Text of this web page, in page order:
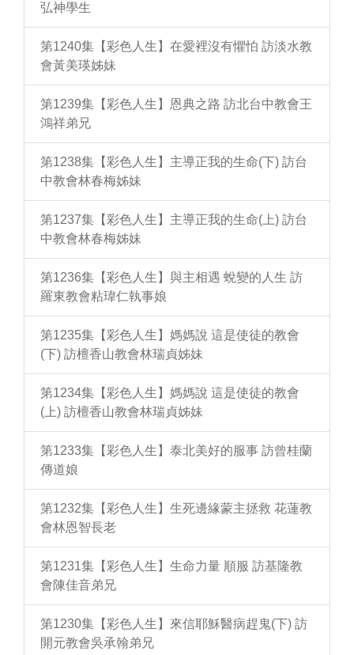
弘神學生
第1240集【彩色人生】在愛裡沒有懼怕 訪淡水教
會黃美瑛姊妹
第1239集【彩色人生】恩典之路 訪北台中教會王
鴻祥弟兄
第1238集【彩色人生】主導正我的生命(下) 訪台
中教會林春梅姊妹
第1237集【彩色人生】主導正我的生命(上) 訪台
中教會林春梅姊妹
第1236集【彩色人生】與主相遇 蛻變的人生 訪
羅東教會粘瑋仁執事娘
第1235集【彩色人生】媽媽說 這是使徒的教會
(下) 訪檀香山教會林瑞貞姊妹
第1234集【彩色人生】媽媽說 這是使徒的教會
(上) 訪檀香山教會林瑞貞姊妹
第1233集【彩色人生】泰北美好的服事 訪曾桂蘭
傳道娘
第1232集【彩色人生】生死邊緣蒙主拯救 花蓮教
會林恩智長老
第1231集【彩色人生】生命力量 順服 訪基隆教
會陳佳音弟兄
第1230集【彩色人生】來信耶穌醫病趕鬼(下) 訪
開元教會吳承翰弟兄